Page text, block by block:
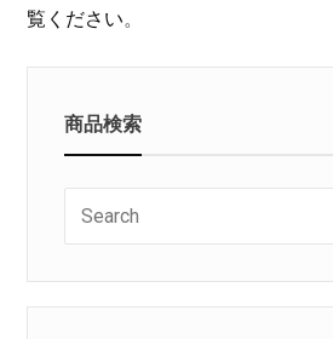
覧ください。
商品検索